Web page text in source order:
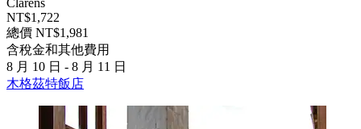
NT$1,722
總價 NT$1,981
含稅金和其他費用
8 月 10 日 - 8 月 11 日
木格茲特飯店